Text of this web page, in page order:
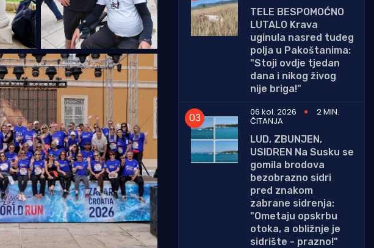
TELE BESPOMOĆNO
LUTALO Krava
uginula nasred tuđeg
polja u Pakoštanima:
"Stoji ovdje tjedan
dana i nikog živog
nije briga!"
06 kol. 2026
2 MIN.
ČITANJA
LUD, ZBUNJEN,
USIDREN Na Susku se
gomila brodova
bezobrazno sidri
pred znakom
zabrane sidrenja:
"Ometaju opskrbu
otoka, a obližnje je
sidrište - prazno!"